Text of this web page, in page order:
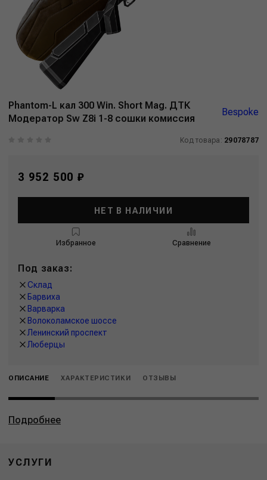
Phantom-L кал 300 Win. Short Mag. ДТК
Модератор Sw Z8i 1-8 сошки комиссия
Bespoke
Код товара: 29078787
3 952 500 ₽
НЕТ В НАЛИЧИИ
Избранное Сравнение
Под заказ:
Склад
Барвиха
Варварка
Волоколамское шоссе
Ленинский проспект
Люберцы
ОПИСАНИЕ ХАРАКТЕРИСТИКИ ОТЗЫВЫ
Подробнее
УСЛУГИ